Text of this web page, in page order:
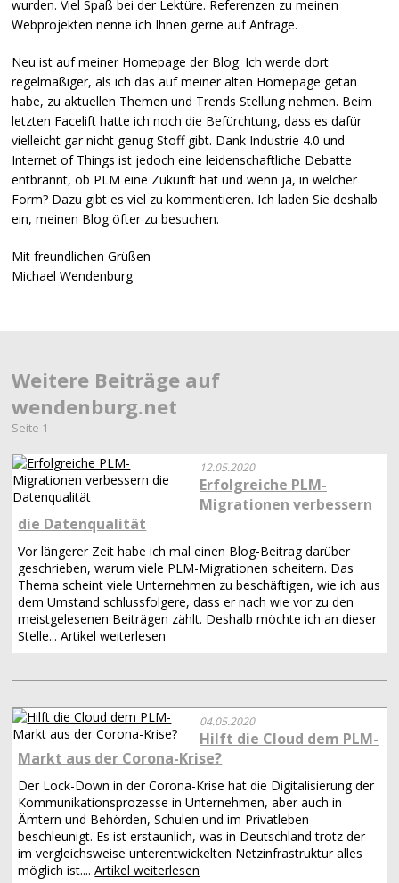
wurden. Viel Spaß bei der Lektüre. Referenzen zu meinen
Webprojekten nenne ich Ihnen gerne auf Anfrage.
Neu ist auf meiner Homepage der Blog. Ich werde dort
regelmäßiger, als ich das auf meiner alten Homepage getan
habe, zu aktuellen Themen und Trends Stellung nehmen. Beim
letzten Facelift hatte ich noch die Befürchtung, dass es dafür
vielleicht gar nicht genug Stoff gibt. Dank Industrie 4.0 und
Internet of Things ist jedoch eine leidenschaftliche Debatte
entbrannt, ob PLM eine Zukunft hat und wenn ja, in welcher
Form? Dazu gibt es viel zu kommentieren. Ich laden Sie deshalb
ein, meinen Blog öfter zu besuchen.
Mit freundlichen Grüßen
Michael Wendenburg
Weitere Beiträge auf
wendenburg.net
Seite 1
12.05.2020
Erfolgreiche PLM-
Migrationen verbessern
die Datenqualität
Vor längerer Zeit habe ich mal einen Blog-Beitrag darüber
geschrieben, warum viele PLM-Migrationen scheitern. Das
Thema scheint viele Unternehmen zu beschäftigen, wie ich aus
dem Umstand schlussfolgere, dass er nach wie vor zu den
meistgelesenen Beiträgen zählt. Deshalb möchte ich an dieser
Stelle...Artikel weiterlesen
04.05.2020
Hilft die Cloud dem PLM-
Markt aus der Corona-Krise?
Der Lock-Down in der Corona-Krise hat die Digitalisierung der
Kommunikationsprozesse in Unternehmen, aber auch in
Ämtern und Behörden, Schulen und im Privatleben
beschleunigt. Es ist erstaunlich, was in Deutschland trotz der
im vergleichsweise unterentwickelten Netzinfrastruktur alles
möglich ist....Artikel weiterlesen